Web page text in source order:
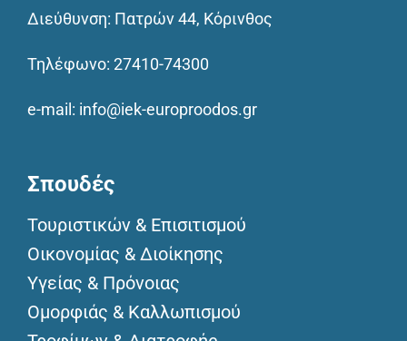
Διεύθυνση: Πατρών 44, Κόρινθος
Τηλέφωνο: 27410-74300
e-mail: info@iek-europroodos.gr
Σπουδές
Τουριστικών & Επισιτισμού
Οικονομίας & Διοίκησης
Υγείας & Πρόνοιας
Ομορφιάς & Καλλωπισμού